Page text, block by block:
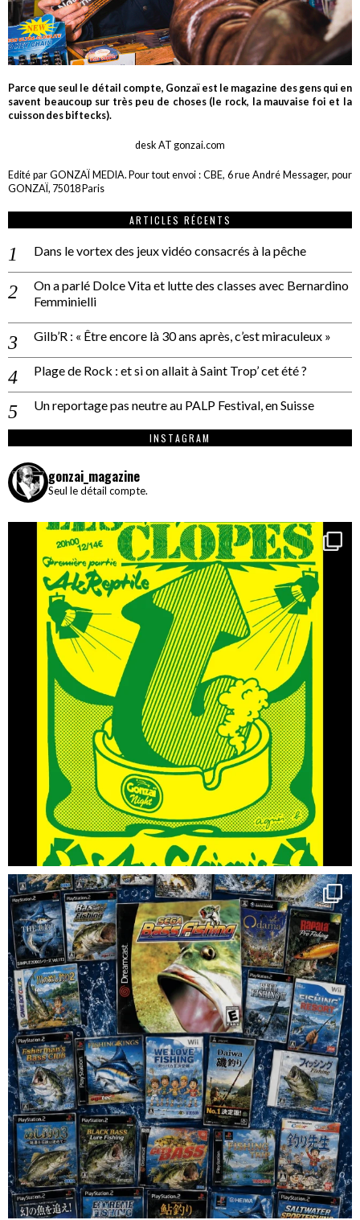
Parce que seul le détail compte, Gonzaï est le magazine des gens qui en
savent beaucoup sur très peu de choses (le rock, la mauvaise foi et la
cuisson des biftecks).
desk AT gonzai.com
Edité par GONZAÏ MEDIA. Pour tout envoi : CBE, 6 rue André Messager, pour
GONZAÏ, 75018 Paris
ARTICLES RÉCENTS
Dans le vortex des jeux vidéo consacrés à la pêche
On a parlé Dolce Vita et lutte des classes avec Bernardino
Femminielli
Gilb’R : « Être encore là 30 ans après, c’est miraculeux »
Plage de Rock : et si on allait à Saint Trop’ cet été ?
Un reportage pas neutre au PALP Festival, en Suisse
INSTAGRAM
gonzai_magazine
Seul le détail compte.